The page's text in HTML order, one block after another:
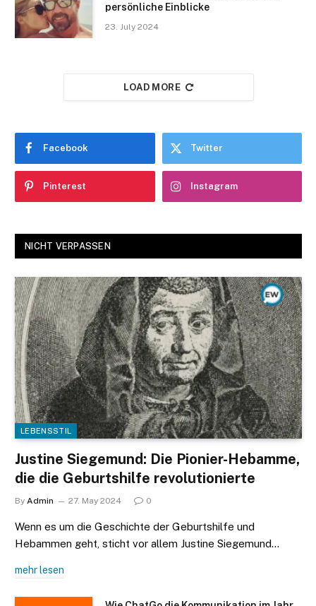
persönliche Einblicke
23. July 2024
LOAD MORE
Facebook Twitter
Pinterest Instagram
NICHT VERPASSEN
LEBENSSTIL
Justine Siegemund: Die Pionier-Hebamme,
die die Geburtshilfe revolutionierte
By Admin 27. May 2024 0
Wenn es um die Geschichte der Geburtshilfe und
Hebammen geht, sticht vor allem Justine Siegemund…
mehr lesen